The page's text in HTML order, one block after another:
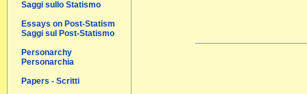
Saggi sullo Statismo
Essays on Post-Statism
Saggi sul Post-Statismo
Personarchy
Personarchia
Papers - Scritti